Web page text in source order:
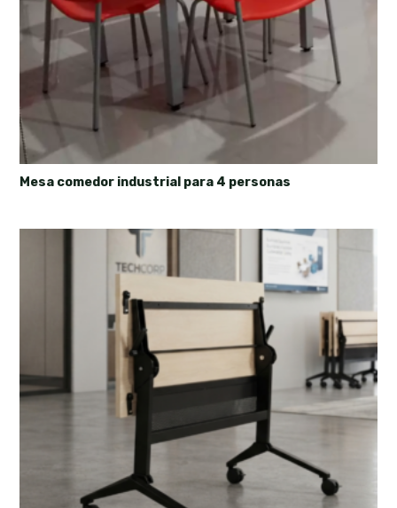
Mesa comedor industrial para 4 personas